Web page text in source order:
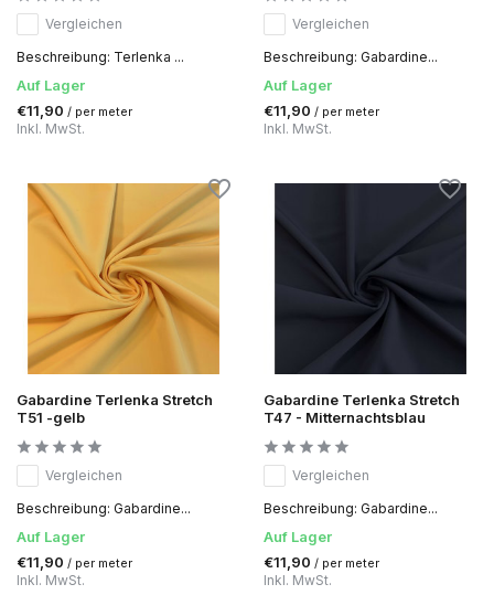
Vergleichen
Beschreibung: Terlenka ...
Auf Lager
€11,90 / per meter
Inkl. MwSt.
Vergleichen
Beschreibung: Gabardine...
Auf Lager
€11,90 / per meter
Inkl. MwSt.
Gabardine Terlenka Stretch
T51 -gelb
Vergleichen
Beschreibung: Gabardine...
Auf Lager
€11,90 / per meter
Inkl. MwSt.
Gabardine Terlenka Stretch
T47 - Mitternachtsblau
Vergleichen
Beschreibung: Gabardine...
Auf Lager
€11,90 / per meter
Inkl. MwSt.